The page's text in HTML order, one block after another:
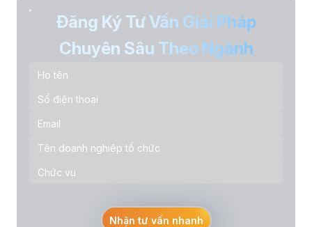
Đăng Ký Tư Vấn Giải Pháp
Chuyên Sâu Theo Ngành
Nhận tư vấn nhanh